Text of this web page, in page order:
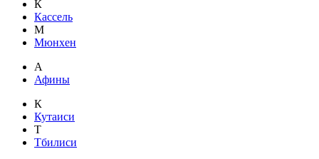
К
Кассель
М
Мюнхен
А
Афины
К
Кутаиси
Т
Тбилиси